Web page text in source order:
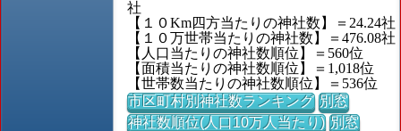
社
【１０Km四方当たりの神社数】＝24.24社
【１０万世帯当たりの神社数】＝476.08社
【人口当たりの神社数順位】＝560位
【面積当たりの神社数順位】＝1,018位
【世帯数当たりの神社数順位】＝536位
市区町村別神社数ランキング 別窓
神社数順位(人口10万人当たり) 別窓